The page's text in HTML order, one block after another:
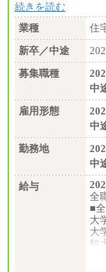
続きを読む
業種
住
新卒／中途
募集職種
中
雇用形態
中
勤務地
中
給与
全
■
大
大
短